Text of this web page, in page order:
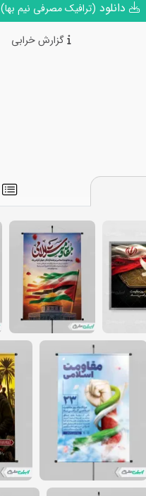
(ترافیک مصرفی نیم بها)
گزارش خرابی